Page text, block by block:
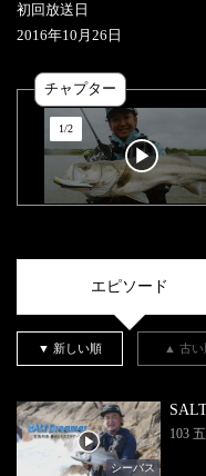
初回放送日
2016年10 月 26 日
チャプター
1/2
エピソード
▼ 新しい順 ▲ 古い
シーバス
103